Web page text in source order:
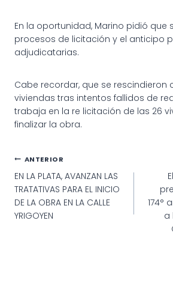
En la oportunidad, Marino pidió que
procesos de licitación y el anticipo
adjudicatarias.
Cabe recordar, que se rescindieron
viviendas tras intentos fallidos de
trabaja en la re licitación de las 26
finalizar la obra.
Navegación
de
entradas
ANTERIOR
EN LA PLATA, AVANZAN LAS
TRATATIVAS PARA EL INICIO
DE LA OBRA EN LA CALLE
YRIGOYEN
174°
a